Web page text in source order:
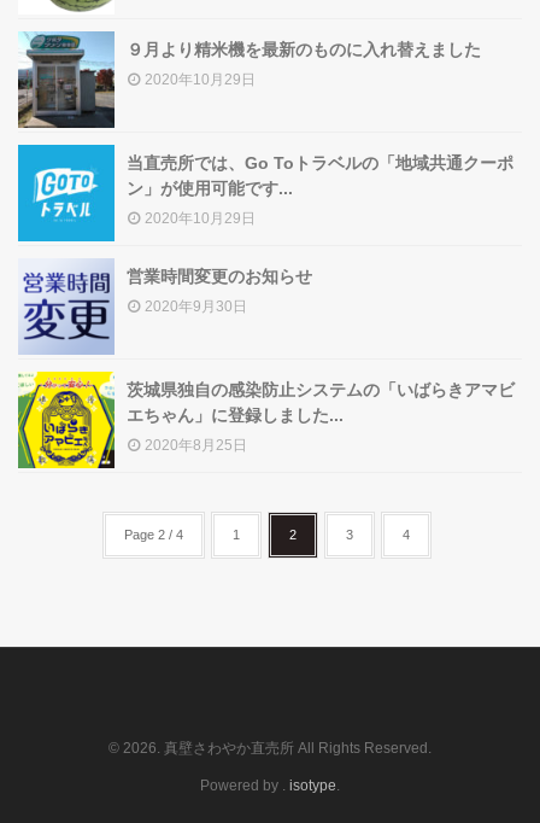
店舗情報
９月より精米機を最新のものに入れ替えました
2020年10月29日
当直売所では、Go Toトラベルの「地域共通クーポ
ン」が使用可能です...
2020年10月29日
営業時間変更のお知らせ
2020年9月30日
茨城県独自の感染防止システムの「いばらきアマビ
エちゃん」に登録しました...
2020年8月25日
Page 2 / 4 1 2 3 4
© 2026. 真壁さわやか直売所 All Rights Reserved.
Powered by . isotype.